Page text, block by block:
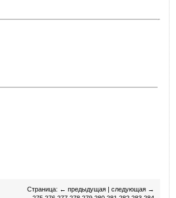
Страница: ← предыдущая | следующая →